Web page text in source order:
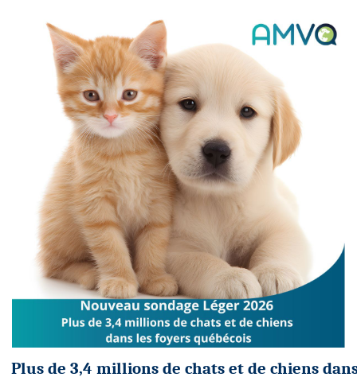
Plus de 3,4 millions de chats et de chiens